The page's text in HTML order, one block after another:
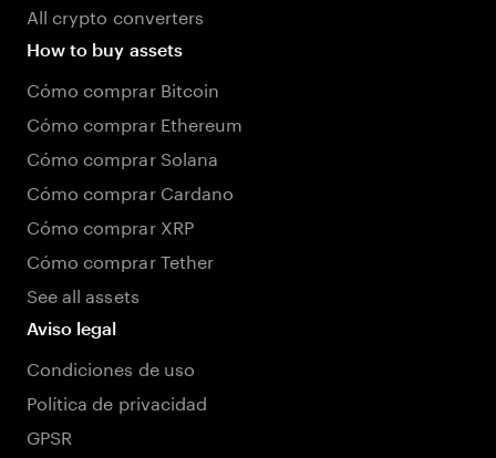
All crypto converters
How to buy assets
Cómo comprar Bitcoin
Cómo comprar Ethereum
Cómo comprar Solana
Cómo comprar Cardano
Cómo comprar XRP
Cómo comprar Tether
See all assets
Aviso legal
Condiciones de uso
Política de privacidad
GPSR